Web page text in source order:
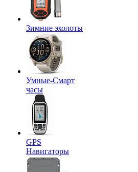
Зимние эхолоты
Умные-Смарт
часы
GPS
Навигаторы